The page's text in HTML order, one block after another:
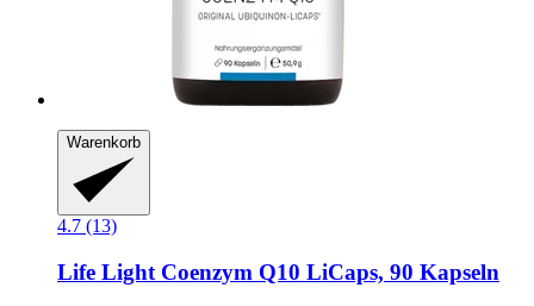
Warenkorb
4.7 (13)
Life Light Coenzym Q10 LiCaps, 90 Kapseln